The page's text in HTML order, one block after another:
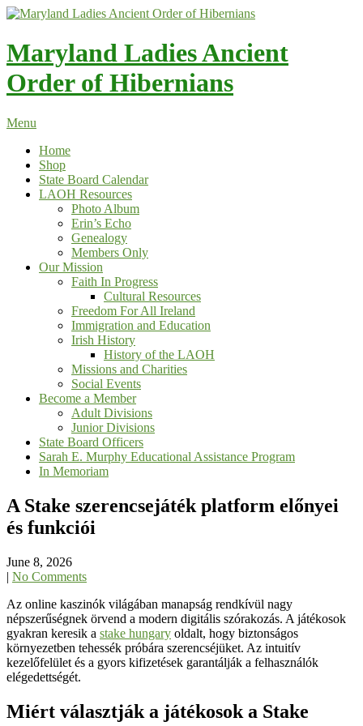
Skip
content
Maryland Ladies Ancient
Order of Hibernians
Menu
Home
Shop
State Board Calendar
LAOH Resources
Photo Album
Erin’s Echo
Genealogy
Members Only
Our Mission
Faith In Progress
Cultural Resources
Freedom For All Ireland
Immigration and Education
Irish History
History of the LAOH
Missions and Charities
Social Events
Become a Member
Adult Divisions
Junior Divisions
State Board Officers
Sarah E. Murphy Educational Assistance Program
In Memoriam
A Stake szerencsejáték platform előnyei
és funkciói
June 8, 2026
| No Comments
Az online kaszinók világában manapság rendkívül nagy
népszerűségnek örvend a modern digitális szórakozás. A játékosok
gyakran keresik a stake hungary oldalt, hogy biztonságos
környezetben tehessék próbára szerencséjüket. Az intuitív
kezelőfelület és a gyors kifizetések garantálják a felhasználók
elégedettségét.
Miért választják a játékosok a Stake